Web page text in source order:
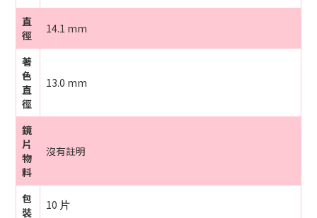
直
徑
14.1 mm
著
色
直
徑
13.0 mm
鏡
片
物
料
沒有註明
包
裝
10 片